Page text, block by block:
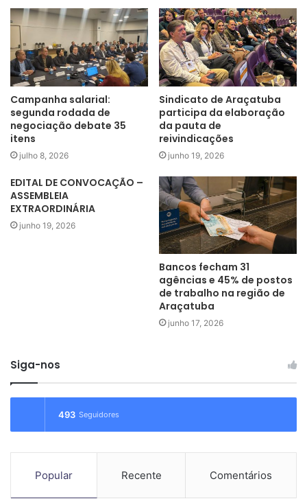
José Augusto Ribeiro e José Antonio Zanela participaram
como representantes da Contec, já que o Sindicato de
Araçatuba tem assento na Confederação.
Zanela e José Augusto, respectivamente, o primeiro e o segundo
à esquerda, na fila de frente: Sindicato tem assento na Contec
MesaContecMulher MulheresBancos
MulheresMaioriaBancos
Campanha salarial:
segunda rodada de
negociação debate 35
itens
julho 8, 2026
Sindicato de Araçatuba
participa da elaboração
da pauta de
reivindicações
junho 19, 2026
EDITAL DE CONVOCAÇÃO –
ASSEMBLEIA
EXTRAORDINÁRIA
junho 19, 2026
Bancos fecham 31
agências e 45% de postos
de trabalho na região de
Araçatuba
junho 17, 2026
Siga-nos
493 Seguidores
Popular Recente Comentários